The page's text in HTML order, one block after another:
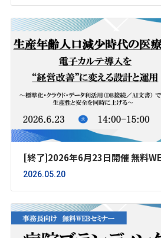
[終了]2026年6月23日開催 無料
2026.05.20